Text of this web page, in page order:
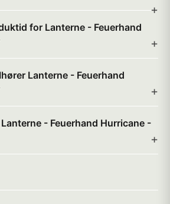
for Lanterne - Feuerhand
Lanterne - Feuerhand
- Feuerhand Hurricane -